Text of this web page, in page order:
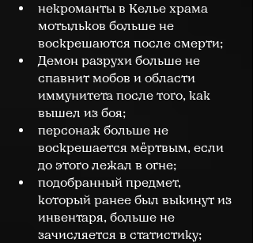
некроманты в Келье храма
мотыльков больше не
воскрешаются после смерти;
Демон разрухи больше не
спавнит мобов и области
иммунитета после того, как
вышел из боя;
персонаж больше не
воскрешается мёртвым, если
до этого лежал в огне;
подобранный предмет,
который ранее был выкинут из
инвентаря, больше не
зачисляется в статистику;